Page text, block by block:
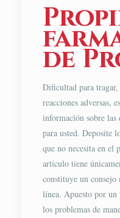
de
Dificultad para tragar,
reacciones adversas,
información sobre las
para usted. Deposite
que no necesita en el
artículo tiene
constituye un
línea. Apuesto por un
los problemas de